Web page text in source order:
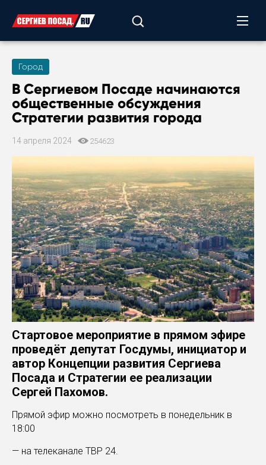
Город
В Сергиевом Посаде начинаются
общественные обсуждения
Стратегии развития города
14 апреля 2024 254623
Стартовое мероприятие в прямом эфире
проведёт депутат Госдумы, инициатор и
автор Концепции развития Сергиева
Посада и Стратегии ее реализации
Сергей Пахомов.
Прямой эфир можно посмотреть в понедельник в
18:00
— на телеканале ТВР 24.